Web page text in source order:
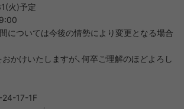
火)予定
については今後の情勢により変更となる場合
かけいたしますが、何卒ご理解のほどよろし
24-17-1F